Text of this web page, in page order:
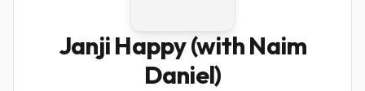
Janji Happy (with Naim
Daniel)